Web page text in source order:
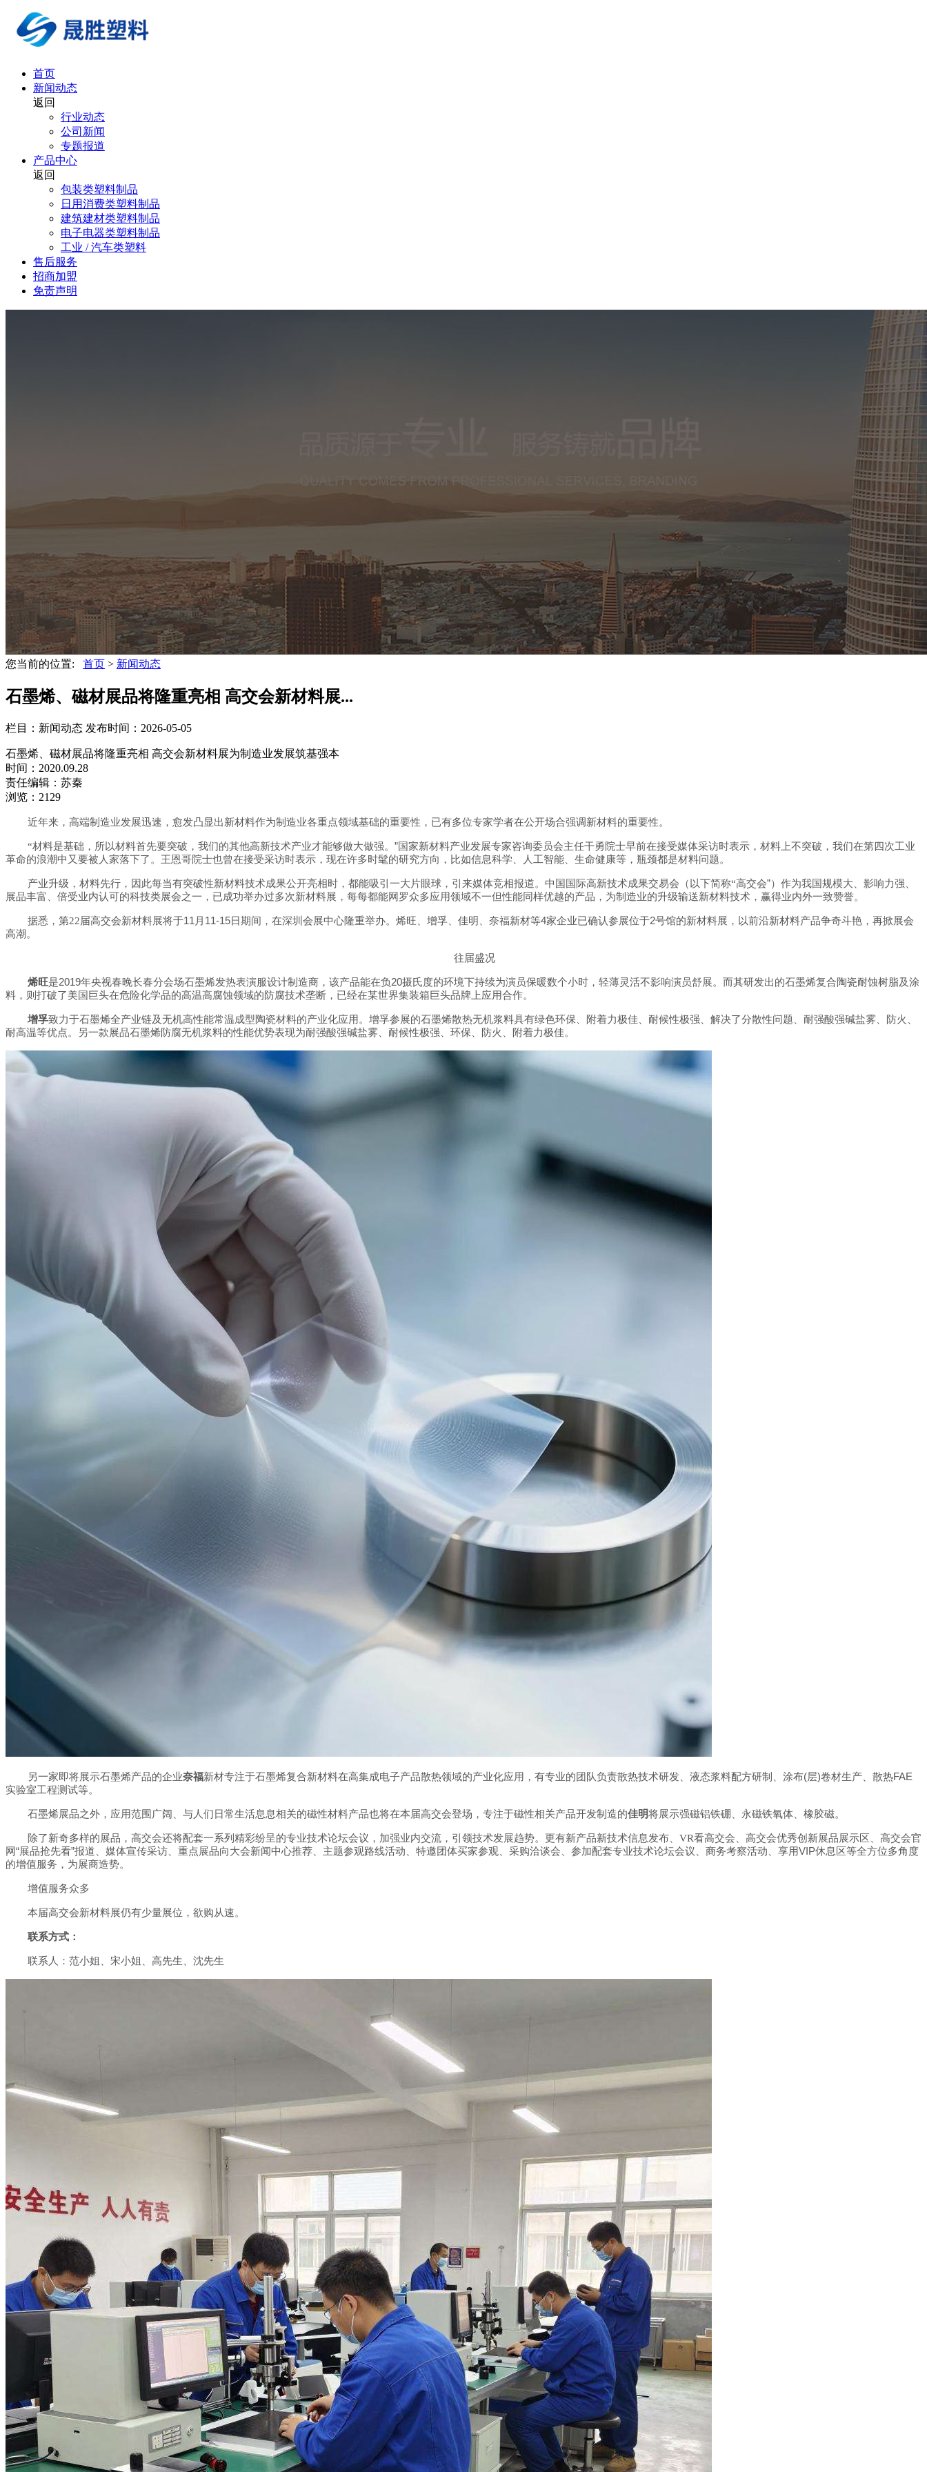
首页
新闻动态
返回
行业动态
公司新闻
专题报道
产品中心
返回
包装类塑料制品
日用消费类塑料制品
建筑建材类塑料制品
电子电器类塑料制品
工业 / 汽车类塑料
售后服务
招商加盟
免责声明
您当前的位置: 首页 > 新闻动态
石墨烯、磁材展品将隆重亮相 高交会新材料展...
栏目：新闻动态 发布时间：2026-05-05
石墨烯、磁材展品将隆重亮相 高交会新材料展为制造业发展筑基强本
时间：2020.09.28
责任编辑：苏秦
浏览：2129
近年来，高端制造业发展迅速，愈发凸显出新材料作为制造业各重点领域基础的重要性，已有多位专家学者在公开场合强调新材料的重要性。
“材料是基础，所以材料首先要突破，我们的其他高新技术产业才能够做大做强。 ”国家新材料产业发展专家咨询委员会主任干勇院士早前在接受媒体采访时表示，材料上不突破，我们在第四次工业
革命的浪潮中又要被人家落下了。王恩哥院士也曾在接受采访时表示，现在许多时髦的研究方向，比如信息科学、人工智能、生命健康等，瓶颈都是材料问题。
产业升级，材料先行，因此每当有突破性新材料技术成果公开亮相时，都能吸引一大片眼球，引来媒体竞相报道。中国国际高新技术成果交易会（以下简称“高交会”）作为我国规模大、影响力强、
展品丰富、倍受业内认可的科技类展会之一，已成功举办过多次新材料展，每每都能网罗众多应用领域不一但性能同样优越的产品，为制造业的升级输送新材料技术，赢得业内外一致赞誉。
据悉，第22届高交会新材料展将于11 月 11-15日期间，在深圳会展中心隆重举办。烯旺、增孚、佳明、奈福新材等4家企业已确认参展位于2号馆的新材料展，以前沿新材料产品争奇斗艳，再掀展会
高潮。
往届盛况
烯旺是2019年央视春晚长春分会场石墨烯发热表演服设计制造商，该产品能在负20摄氏度的环境下持续为演员保暖数个小时，轻薄灵活不影响演员舒展。而其研发出的石墨烯复合陶瓷耐蚀树脂及涂
料，则打破了美国巨头在危险化学品的高温高腐蚀领域的防腐技术垄断，已经在某世界集装箱巨头品牌上应用合作。
增孚致力于石墨烯全产业链及无机高性能常温成型陶瓷材料的产业化应用。增孚参展的石墨烯散热无机浆料具有绿色环保、附着力极佳、耐候性极强、解决了分散性问题、耐强酸强碱盐雾、防火、
耐高温等优点。另一款展品石墨烯防腐无机浆料的性能优势表现为耐强酸强碱盐雾、耐候性极强、环保、防火、附着力极佳。
另一家即将展示石墨烯产品的企业奈福新材专注于石墨烯复合新材料在高集成电子产品散热领域的产业化应用，有专业的团队负责散热技术研发、液态浆料配方研制、涂布(层)卷材生产、散热FAE
实验室工程测试等。
石墨烯展品之外，应用范围广阔、与人们日常生活息息相关的磁性材料产品也将在本届高交会登场，专注于磁性相关产品开发制造的佳明将展示强磁铝铁硼、永磁铁氧体、橡胶磁。
除了新奇多样的展品，高交会还将配套一系列精彩纷呈的专业技术论坛会议，加强业内交流，引领技术发展趋势。更有新产品新技术信息发布、 VR看高交会、高交会优秀创新展品展示区、高交会官
网“展品抢先看”报道、媒体宣传采访、重点展品向大会新闻中心推荐、主题参观路线活动、特邀团体买家参观、采购洽谈会、参加配套专业技术论坛会议、商务考察活动、享用VIP休息区等全方位多角度
的增值服务，为展商造势。
增值服务众多
本届高交会新材料展仍有少量展位，欲购从速。
联系方式：
联系人：范小姐、宋小姐、高先生、沈先生